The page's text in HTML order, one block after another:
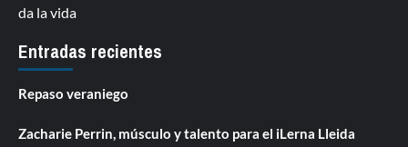
da la vida
Entradas recientes
Repaso veraniego
Zacharie Perrin, músculo y talento para el iLerna Lleida